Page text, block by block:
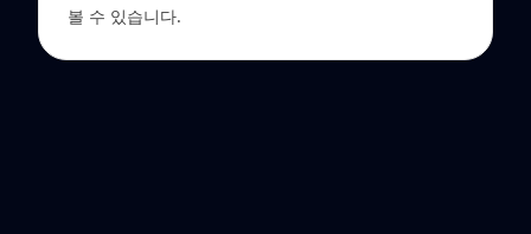
볼 수 있습니다.